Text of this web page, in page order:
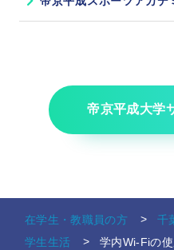
帝京平成大学
在学生・教職員の方
千
学生生活
学内Wi-Fiの